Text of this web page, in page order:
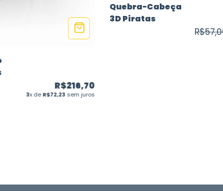
R$216,70
3x deR$72,23 sem juros
Quebra-Cabeça
3D Piratas